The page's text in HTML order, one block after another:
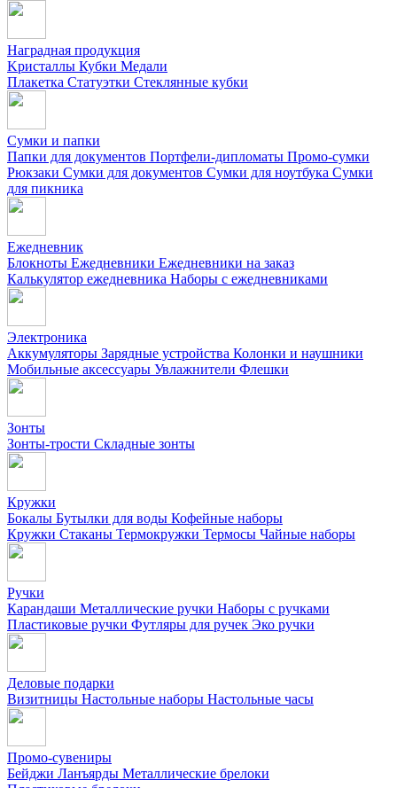
Наградная продукция
Kристаллы Кубки Медали
Плакетка Статуэтки Стеклянные кубки
Сумки и папки
Папки для документов Портфели-дипломаты Промо-сумки
Рюкзаки Сумки для документов Сумки для ноутбука Сумки
для пикника
Ежедневник
Блокноты Ежедневники Ежедневники на заказ
Калькулятор ежедневника Наборы с ежедневниками
Электроника
Аккумуляторы Зарядные устройства Колонки и наушники
Мобильные аксессуары Увлажнители Флешки
Зонты
Зонты-трости Складные зонты
Кружки
Бокалы Бутылки для воды Кофейные наборы
Кружки Стаканы Термокружки Термосы Чайные наборы
Ручки
Карандаши Металлические ручки Наборы с ручками
Пластиковые ручки Футляры для ручек Эко ручки
Деловые подарки
Визитницы Настольные наборы Настольные часы
Промо-сувениры
Бейджи Ланъярды Металлические брелоки